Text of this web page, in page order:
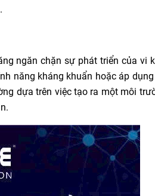
ngăn chặn sự phát triển của vi
năng kháng khuẩn hoặc áp
dựa trên việc tạo ra một môi